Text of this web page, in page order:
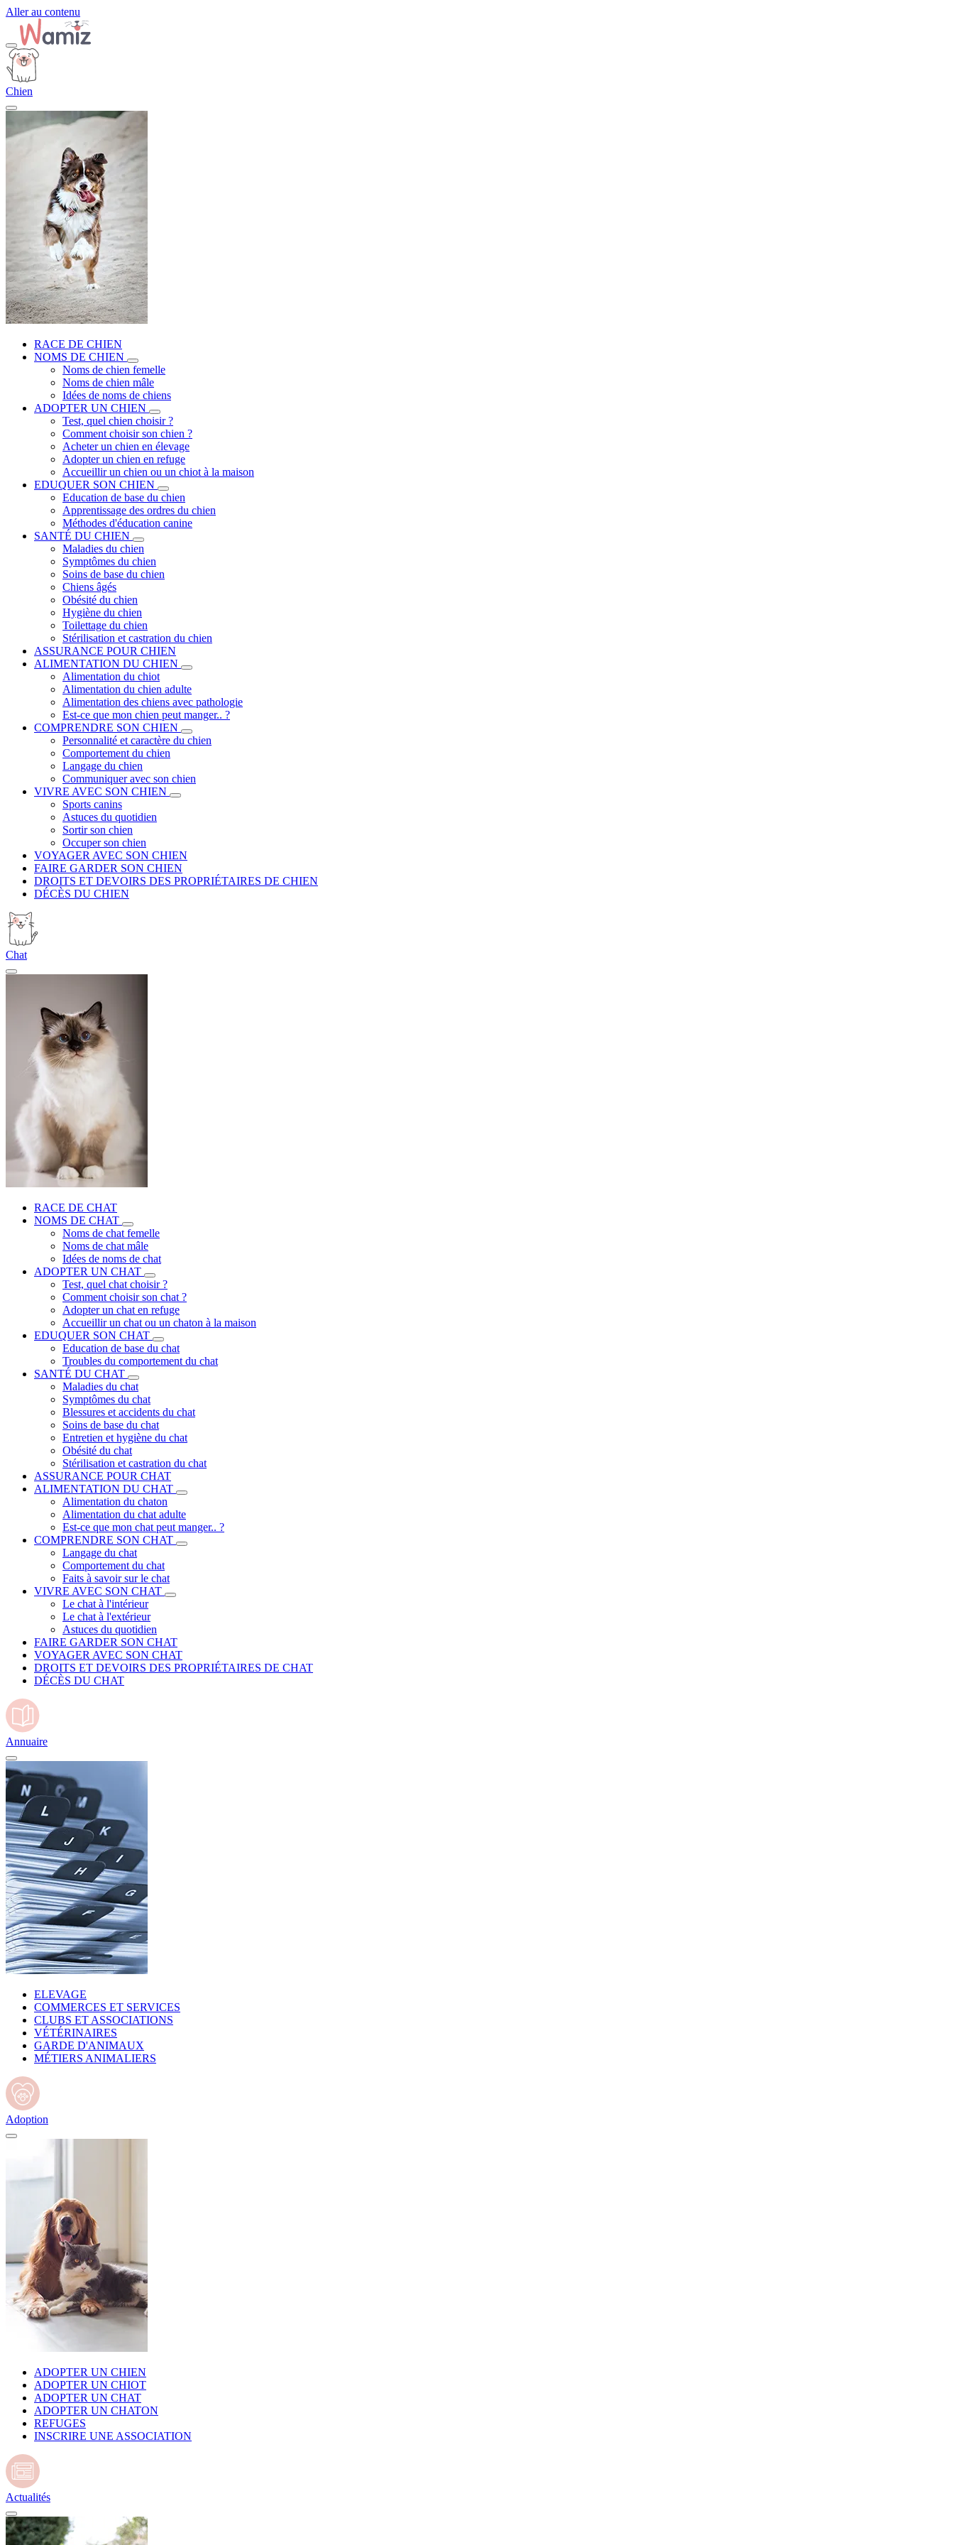
Aller au contenu
Chien
RACE DE CHIEN
NOMS DE CHIEN
Noms de chien femelle
Noms de chien mâle
Idées de noms de chiens
ADOPTER UN CHIEN
Test, quel chien choisir ?
Comment choisir son chien ?
Acheter un chien en élevage
Adopter un chien en refuge
Accueillir un chien ou un chiot à la maison
EDUQUER SON CHIEN
Education de base du chien
Apprentissage des ordres du chien
Méthodes d'éducation canine
SANTÉ DU CHIEN
Maladies du chien
Symptômes du chien
Soins de base du chien
Chiens âgés
Obésité du chien
Hygiène du chien
Toilettage du chien
Stérilisation et castration du chien
ASSURANCE POUR CHIEN
ALIMENTATION DU CHIEN
Alimentation du chiot
Alimentation du chien adulte
Alimentation des chiens avec pathologie
Est-ce que mon chien peut manger.. ?
COMPRENDRE SON CHIEN
Personnalité et caractère du chien
Comportement du chien
Langage du chien
Communiquer avec son chien
VIVRE AVEC SON CHIEN
Sports canins
Astuces du quotidien
Sortir son chien
Occuper son chien
VOYAGER AVEC SON CHIEN
FAIRE GARDER SON CHIEN
DROITS ET DEVOIRS DES PROPRIÉTAIRES DE CHIEN
DÉCÈS DU CHIEN
Chat
RACE DE CHAT
NOMS DE CHAT
Noms de chat femelle
Noms de chat mâle
Idées de noms de chat
ADOPTER UN CHAT
Test, quel chat choisir ?
Comment choisir son chat ?
Adopter un chat en refuge
Accueillir un chat ou un chaton à la maison
EDUQUER SON CHAT
Education de base du chat
Troubles du comportement du chat
SANTÉ DU CHAT
Maladies du chat
Symptômes du chat
Blessures et accidents du chat
Soins de base du chat
Entretien et hygiène du chat
Obésité du chat
Stérilisation et castration du chat
ASSURANCE POUR CHAT
ALIMENTATION DU CHAT
Alimentation du chaton
Alimentation du chat adulte
Est-ce que mon chat peut manger.. ?
COMPRENDRE SON CHAT
Langage du chat
Comportement du chat
Faits à savoir sur le chat
VIVRE AVEC SON CHAT
Le chat à l'intérieur
Le chat à l'extérieur
Astuces du quotidien
FAIRE GARDER SON CHAT
VOYAGER AVEC SON CHAT
DROITS ET DEVOIRS DES PROPRIÉTAIRES DE CHAT
DÉCÈS DU CHAT
Annuaire
ELEVAGE
COMMERCES ET SERVICES
CLUBS ET ASSOCIATIONS
VÉTÉRINAIRES
GARDE D'ANIMAUX
MÉTIERS ANIMALIERS
Adoption
ADOPTER UN CHIEN
ADOPTER UN CHIOT
ADOPTER UN CHAT
ADOPTER UN CHATON
REFUGES
INSCRIRE UNE ASSOCIATION
Actualités